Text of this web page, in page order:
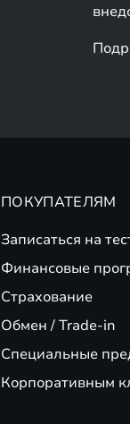
ПОКУПАТЕЛЯМ
Записаться на
Финансовые
Страхование
Обмен / Trade-in
Специальные
Корпоративным